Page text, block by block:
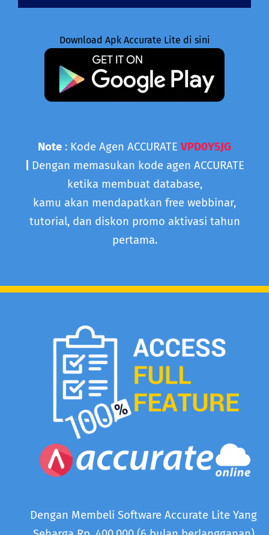
Download Apk Accurate Lite di sini
Note : Kode Agen ACCURATE VPD0Y5JG
Dengan memasukan kode agen ACCURATE
ketika membuat database,
kamu akan mendapatkan free webbinar,
tutorial, dan diskon promo aktivasi tahun
pertama.
Dengan Membeli Software Accurate Lite Yang